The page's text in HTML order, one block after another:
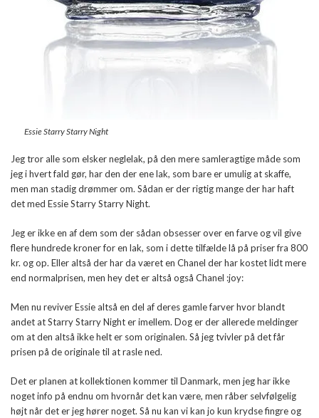
Essie Starry Starry Night
Jeg tror alle som elsker neglelak, på den mere samleragtige måde som
jeg i hvert fald gør, har den der ene lak, som bare er umulig at skaffe,
men man stadig drømmer om. Sådan er der rigtig mange der har haft
det med Essie Starry Starry Night.
Jeg er ikke en af dem som der sådan obsesser over en farve og vil give
flere hundrede kroner for en lak, som i dette tilfælde lå på priser fra 800
kr. og op. Eller altså der har da været en Chanel der har kostet lidt mere
end normalprisen, men hey det er altså også Chanel :joy:
Men nu reviver Essie altså en del af deres gamle farver hvor blandt
andet at Starry Starry Night er imellem. Dog er der allerede meldinger
om at den altså ikke helt er som originalen. Så jeg tvivler på det får
prisen på de originale til at rasle ned.
Det er planen at kollektionen kommer til Danmark, men jeg har ikke
noget info på endnu om hvornår det kan være, men råber selvfølgelig
højt når det er jeg hører noget. Så nu kan vi kan jo kun krydse fingre og